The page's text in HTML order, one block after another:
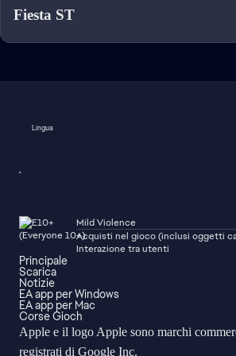
Fiesta ST
Lingua
Mild Violence
Acquisti nel gioco (inclusi oggetti
Interazione tra utenti
Principale
Scarica
Notizie
EA app per Windows
EA app per Mac
Corse Gioch
Apple e il logo Apple sono marchi
registrati di Google Inc.